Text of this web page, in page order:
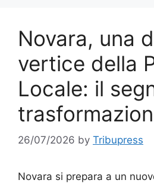
Novara, una
vertice della
Locale: il
26/07/2026 by Tribupress
Novara si prepara a un